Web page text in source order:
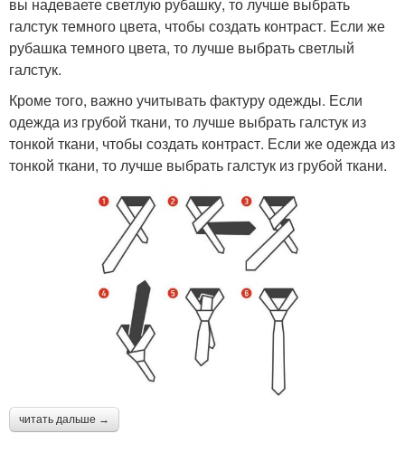
галстук темного цвета, чтобы создать контраст. Если же
рубашка темного цвета, то лучше выбрать светлый
галстук.
Кроме того, важно учитывать фактуру одежды. Если
одежда из грубой ткани, то лучше выбрать галстук из
тонкой ткани, чтобы создать контраст. Если же одежда из
тонкой ткани, то лучше выбрать галстук из грубой ткани.
читать дальше →